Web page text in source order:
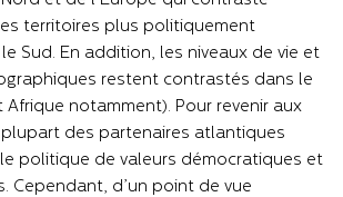
territoires plus politiquement
Sud. En addition, les niveaux de vie et
restent contrastés dans le
Afrique notamment). Pour revenir aux
des partenaires atlantiques
politique de valeurs démocratiques et
Cependant, d’un point de vue